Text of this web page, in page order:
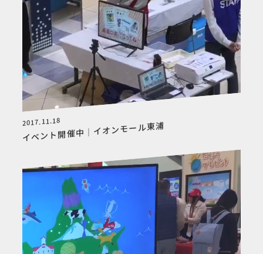
2017.11.18
イベント開催中｜イオンモール東浦